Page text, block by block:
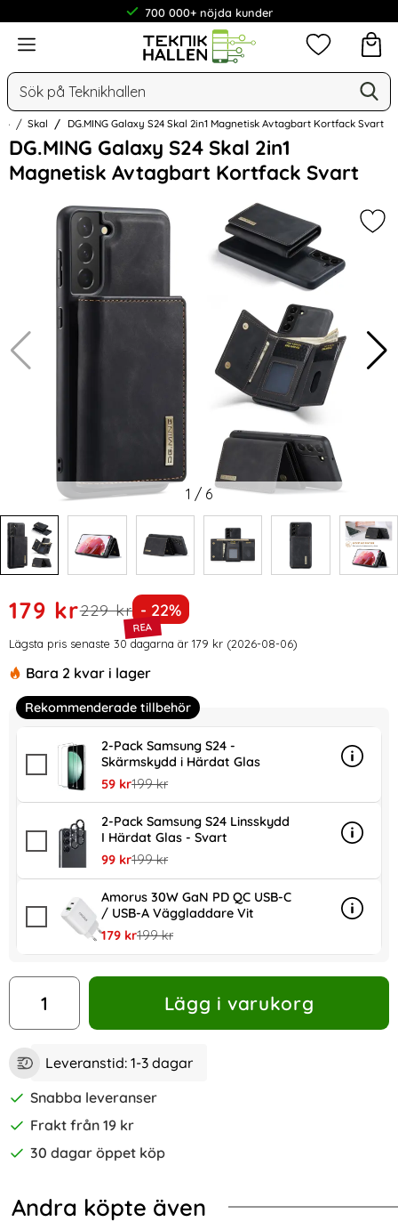
700 000+ nöjda kunder
Meny
Sök
Mina
Skal DG.MING Galaxy S24 Skal 2in1 Magnetisk Avtagbart Kortfack Svart
DG.MING Galaxy S24 Skal 2in1
Magnetisk Avtagbart Kortfack Svart
Hoppa
över
Bilder
1 / 6
Handla denna produkt DG.MING Galaxy S24 Skal 2in1
rea pris
179 krtidigare pris
229 kr Priset är nedsatt med
- 22%
Prishistorik
Lägsta pris senaste 30 dagarna är 179 kr (2026-08-06)
Bara 2 kvar i lager
Rekommenderade tillbehör
2-Pack Samsung S24 -
Skärmskydd i Härdat Glas
rea pris
59 krtidigare pris
199 kr
Info
mer
2-Pack Samsung S24 Linsskydd
I Härdat Glas - Svart
rea pris
99 krtidigare pris
199 kr
Info
mer
Amorus 30W GaN PD QC USB-C
/ USB-A Väggladdare Vit
rea pris
179 krtidigare pris
199 kr
Info
mer
antal
Lägg i varukorg
Leveranstid: 1-3 dagar
Snabba leveranser
Frakt från 19 kr
30 dagar öppet köp
Andra köpte även